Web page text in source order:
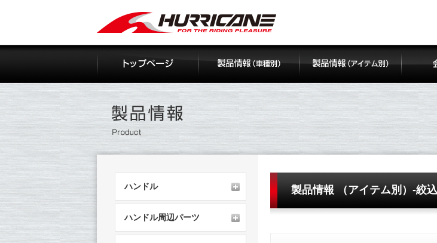
製品情報 （アイテム別）-絞
ハンドル
ハンドル周辺パーツ